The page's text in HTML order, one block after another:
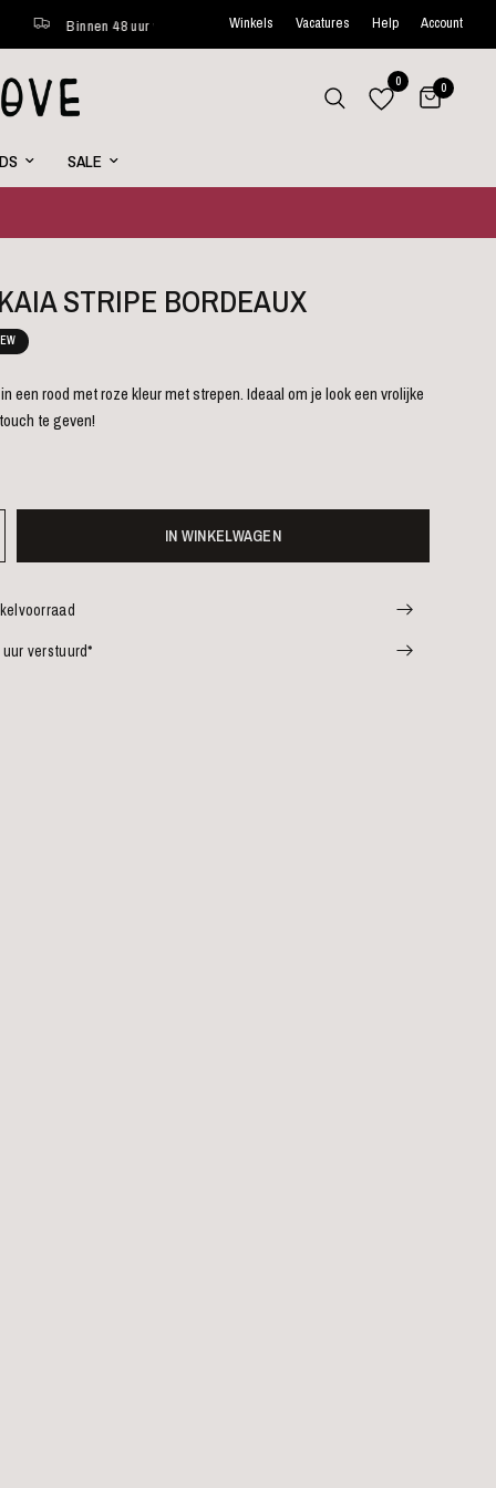
Binnen 48 uur verstuurd* Wekelijks nieuwe favorites online
Winkels Vacatures Help Account
0 0
SALE
STRIPE BORDEAUX
een rood met roze kleur met strepen. Ideaal om je look een vrolijke
te geven!
IN WINKELWAGEN
verstuurd*